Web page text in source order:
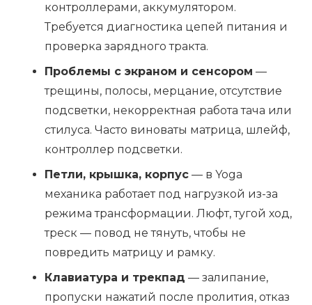
контроллерами, аккумулятором.
Требуется диагностика цепей питания и
проверка зарядного тракта.
Проблемы с экраном и сенсором —
трещины, полосы, мерцание, отсутствие
подсветки, некорректная работа тача или
стилуса. Часто виноваты матрица, шлейф,
контроллер подсветки.
Петли, крышка, корпус — в Yoga
механика работает под нагрузкой из-за
режима трансформации. Люфт, тугой ход,
треск — повод не тянуть, чтобы не
повредить матрицу и рамку.
Клавиатура и трекпад — залипание,
пропуски нажатий после пролития, отказ